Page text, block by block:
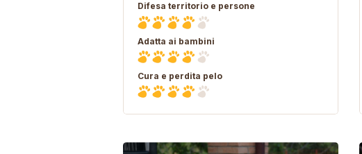
Difesa territorio e persone
Adatta ai bambini
Cura e perdita pelo